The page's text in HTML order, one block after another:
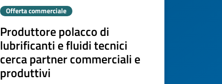
Offerta commerciale
Produttore polacco di
lubrificanti e fluidi tecnici
cerca partner commerciali e
produttivi